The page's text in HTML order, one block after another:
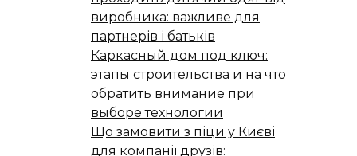
виробника: важливе для
партнерів і батьків
Каркасный дом под ключ:
этапы строительства и на что
обратить внимание при
выборе технологии
Що замовити з піци у Києві
для компанії друзів: